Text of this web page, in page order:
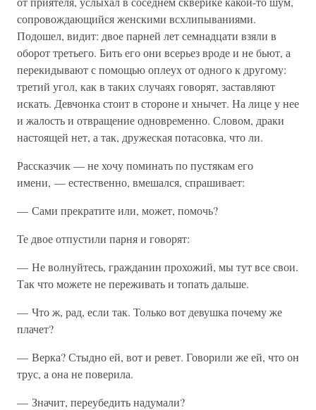
сопровождающийся женскими всхлипываниями.
Подошел, видит: двое парней лет семнадцати взяли в
оборот третьего. Бить его они всерьез вроде и не бьют, а
перекидывают с помощью оплеух от одного к другому:
третий угол, как в таких случаях говорят, заставляют
искать. Девчонка стоит в стороне и хнычет. На лице у нее
и жалость и отвращение одновременно. Словом, драки
настоящей нет, а так, дружеская потасовка, что ли.
Рассказчик — не хочу поминать по пустякам его
имени, — естественно, вмешался, спрашивает:
— Сами прекратите или, может, помочь?
Те двое отпустили парня и говорят:
— Не волнуйтесь, гражданин прохожий, мы тут все свои.
Так что можете не переживать и топать дальше.
— Что ж, рад, если так. Только вот девушка почему же
плачет?
— Верка? Стыдно ей, вот и ревет. Говорили же ей, что он
трус, а она не поверила.
— Значит, переубедить надумали?